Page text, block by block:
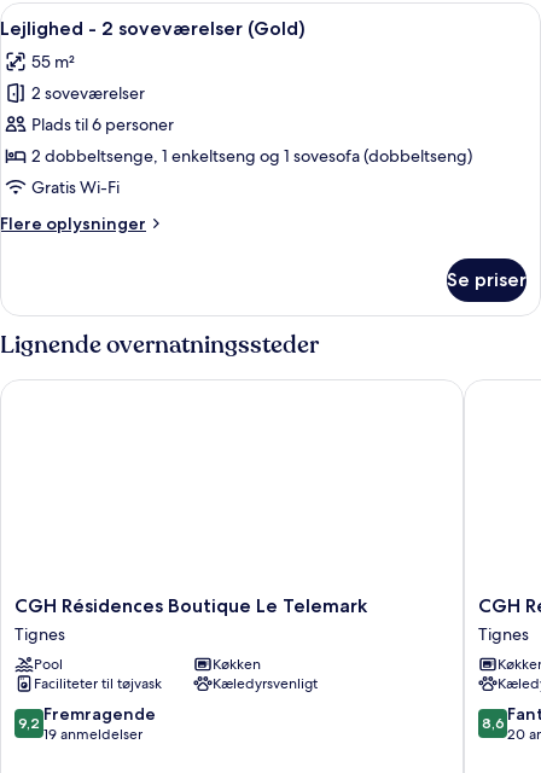
soveværelser
Indlæs
alle
billeder
af
Lejlighed
-
2
(Gold)
En pænt redt seng med et rødt
5
Lejlighed - 2 soveværelser (Gold)
55 m²
2 soveværelser
Plads til 6 personer
2 dobbeltsenge, 1 enkeltseng og 1 sovesofa (dobbeltseng)
Gratis Wi-Fi
Flere oplysninger
Flere
-
2
soveværelser
(Gold)
Se priser
Lignende overnatningssteder
CGH
Résidences
Boutique
Le
Telemark
Tignes
CGH Résidences Boutique Le Telemark
Tignes
Pool
Køkken
Faciliteter til tøjvask
Kæledyrsvenligt
9.2
ud
9,2 Fremragende
19 anmeldelser
CGH Résidences Boutique Le Telemark
CGH
&
Spas
La
Ferme
du
CGH
Tignes
8.6
ud
8,6
20
CGH